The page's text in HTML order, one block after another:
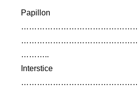
Papillon
………..
Interstice